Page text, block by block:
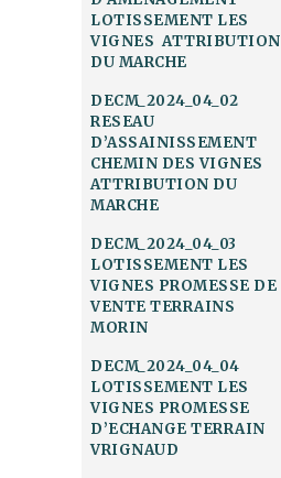
LOTISSEMENT LES
VIGNES ATTRIBUTION
DU MARCHE
DECM_2024_04_02
RESEAU
D’ASSAINISSEMENT
CHEMIN DES VIGNES
ATTRIBUTION DU
MARCHE
DECM_2024_04_03
LOTISSEMENT LES
VIGNES PROMESSE DE
VENTE TERRAINS
MORIN
DECM_2024_04_04
LOTISSEMENT LES
VIGNES PROMESSE
D’ECHANGE TERRAIN
VRIGNAUD